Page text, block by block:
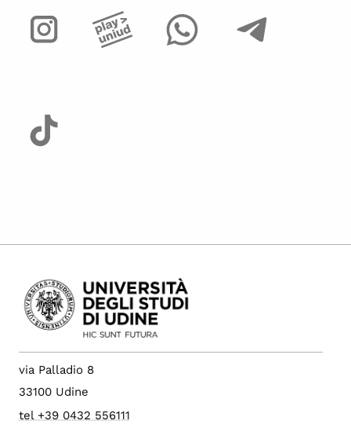
via Palladio 8
33100 Udine
tel +39 0432 556111